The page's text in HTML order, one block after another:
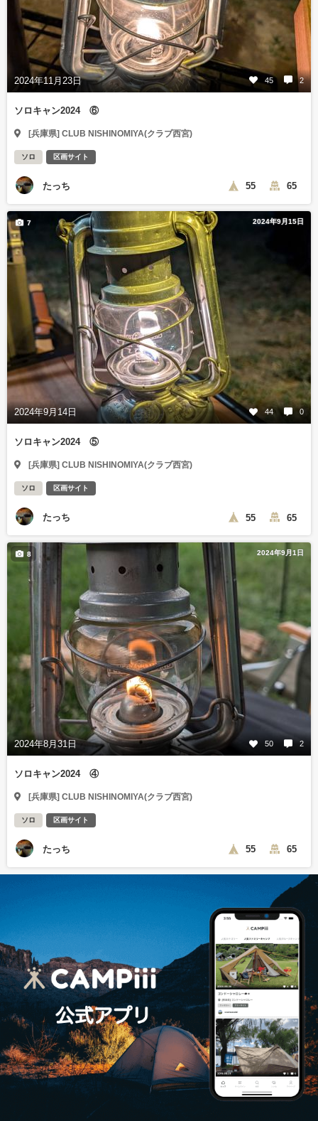
2024年11月23日 45 2
ソロキャン2024 ⑥
[兵庫県] CLUB NISHINOMIYA(クラブ西宮)
ソロ 区画サイト
たっち 55 65
2024年9月15日
2024年9月14日 44 0
7
ソロキャン2024 ⑤
[兵庫県] CLUB NISHINOMIYA(クラブ西宮)
ソロ 区画サイト
たっち 55 65
2024年9月1日
2024年8月31日 50 2
8
ソロキャン2024 ④
[兵庫県] CLUB NISHINOMIYA(クラブ西宮)
ソロ 区画サイト
たっち 55 65